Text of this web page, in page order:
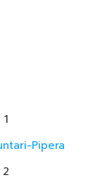
Pipera